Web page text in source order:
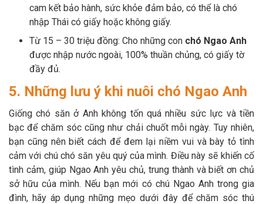
cam kết bảo hành, sức khỏe đảm bảo, có thể là chó
nhập Thái có giấy hoặc không giấy.
Từ 15 – 30 triệu đồng: Cho những con chó Ngao Anh
được nhập nước ngoài, 100% thuần chủng, có giấy tờ
đầy đủ.
5. Những lưu ý khi nuôi chó Ngao Anh
Giống chó săn ở Anh không tốn quá nhiều sức lực và tiền
bạc để chăm sóc cũng như chải chuốt mỗi ngày. Tuy nhiên,
bạn cũng nên biết cách để đem lại niềm vui và bày tỏ tình
cảm với chú chó săn yêu quý của mình. Điều này sẽ khiến cố
tình cảm, giúp Ngao Anh yêu chủ, trung thành và biết ơn chủ
sở hữu của mình. Nếu bạn mới có chú Ngao Anh trong gia
đình, hãy áp dụng những mẹo dưới đây để chăm sóc thú